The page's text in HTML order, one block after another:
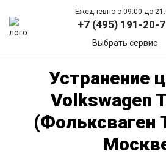
Ежедневно с 09:00 до
+7 (495) 191-20-
Выбрать сервис
Устранение
Volkswagen
(Фольксваген